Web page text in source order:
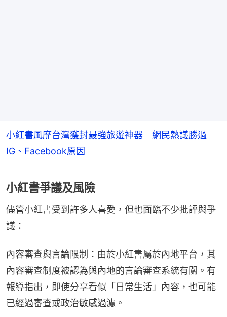
小紅書風靡台灣獲封最強旅遊神器 網民熱議勝過
IG、Facebook原因
小紅書爭議及風險
儘管小紅書受到許多人喜愛，但也面臨不少批評與爭
議：
內容審查與言論限制：由於小紅書屬於內地平台，其
內容審查制度被認為與內地的言論審查系統有關。有
報導指出，即使分享看似「日常生活」內容，也可能
已經過審查或政治敏感過濾。